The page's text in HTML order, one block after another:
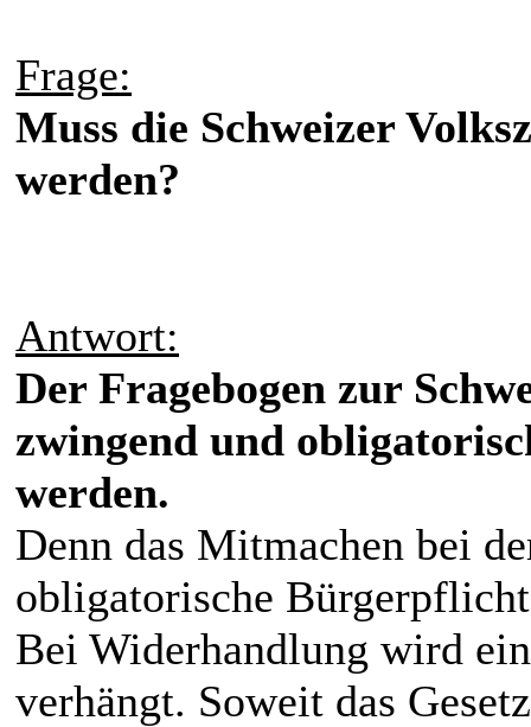
Frage:
Muss die Schweizer
werden?
Antwort:
Der Fragebogen zur
zwingend und
werden.
Denn das Mitmachen bei
obligatorische
Bei Widerhandlung wird
verhängt. Soweit das